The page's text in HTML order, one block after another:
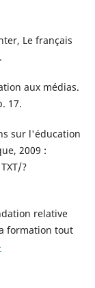
Le français
aux médias.
17.
sur l'éducation
2009 :
?
relative
formation tout